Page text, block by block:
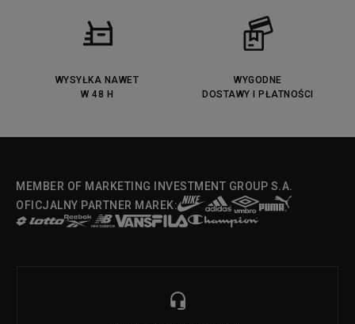
WYSYŁKA NAWET
W 48 H
WYGODNE
DOSTAWY I PŁATNOŚCI
MEMBER OF MARKETING INVESTMENT GROUP S.A.
OFICJALNY PARTNER MAREK: